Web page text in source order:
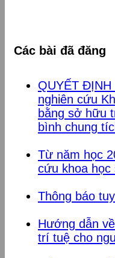
Các bài đã đăng
QUYẾT
nghiên cứu
bằng sở hữu
bình chung
Từ năm học
cứu khoa
Thông báo
Hướng dẫn
trí tuệ cho